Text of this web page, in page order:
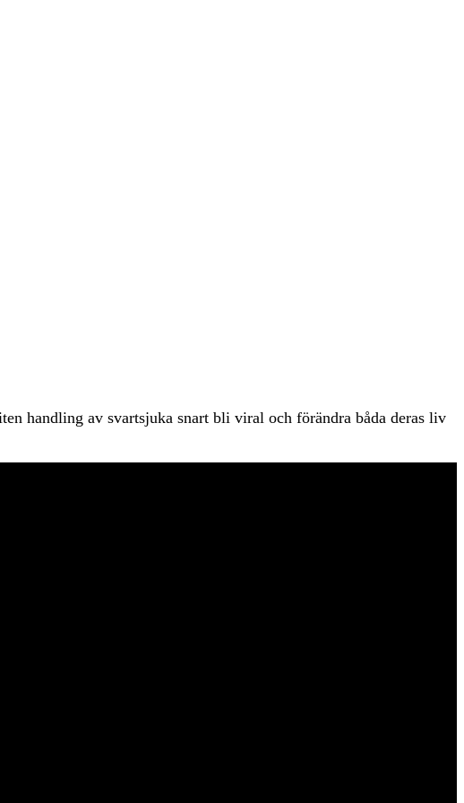
handling av svartsjuka snart bli viral och förändra båda deras liv